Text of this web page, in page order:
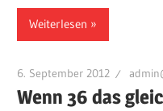
Weiterlesen
6. September 2012
Wenn 36 das